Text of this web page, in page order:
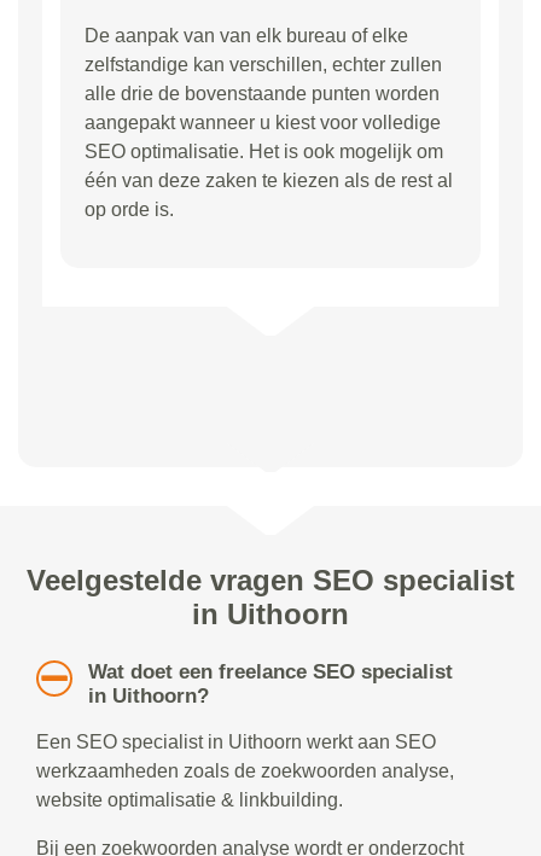
De aanpak van van elk bureau of elke
zelfstandige kan verschillen, echter zullen
alle drie de bovenstaande punten worden
aangepakt wanneer u kiest voor volledige
SEO optimalisatie. Het is ook mogelijk om
één van deze zaken te kiezen als de rest al
op orde is.
Veelgestelde vragen SEO specialist
in Uithoorn
Wat doet een freelance SEO specialist
in Uithoorn?
Een SEO specialist in Uithoorn werkt aan SEO
werkzaamheden zoals de zoekwoorden analyse,
website optimalisatie & linkbuilding.
Bij een zoekwoorden analyse wordt er onderzocht